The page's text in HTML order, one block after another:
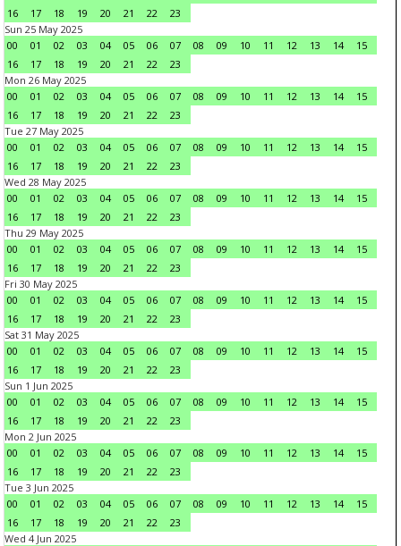
16
17 18 19 20 21 22
23
Sun 25 May 2025
00
01 02 03 04 05 06 07 08 09 10 11 12 13 14
15
16
17 18 19 20 21 22
23
Mon 26 May 2025
00
01 02 03 04 05 06 07 08 09 10 11 12 13 14
15
16
17 18 19 20 21 22
23
Tue 27 May 2025
00
01 02 03 04 05 06 07 08 09 10 11 12 13 14
15
16
17 18 19 20 21 22
23
Wed 28 May 2025
00
01 02 03 04 05 06 07 08 09 10 11 12 13 14
15
16
17 18 19 20 21 22
23
Thu 29 May 2025
00
01 02 03 04 05 06 07 08 09 10 11 12 13 14
15
16
17 18 19 20 21 22
23
Fri 30 May 2025
00
01 02 03 04 05 06 07 08 09 10 11 12 13 14
15
16
17 18 19 20 21 22
23
Sat 31 May 2025
00
01 02 03 04 05 06 07 08 09 10 11 12 13 14
15
16
17 18 19 20 21 22
23
Sun 1 Jun 2025
00
01 02 03 04 05 06 07 08 09 10 11 12 13 14
15
16
17 18 19 20 21 22
23
Mon 2 Jun 2025
00
01 02 03 04 05 06 07 08 09 10 11 12 13 14
15
16
17 18 19 20 21 22
23
Tue 3 Jun 2025
00
01 02 03 04 05 06 07 08 09 10 11 12 13 14
15
16
17 18 19 20 21 22
23
Wed 4 Jun 2025